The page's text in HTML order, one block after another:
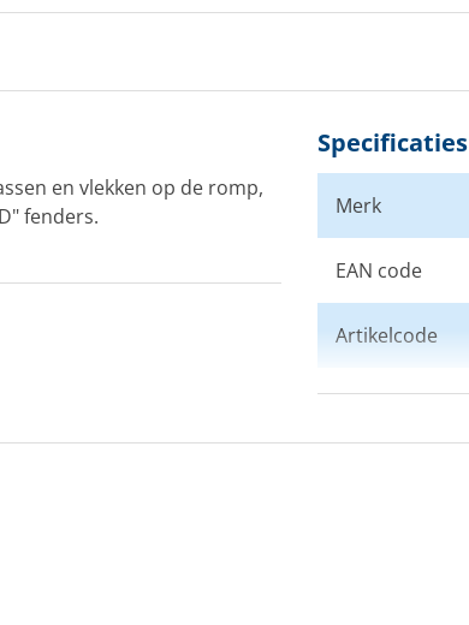
en vlekken op de romp,
fenders.
Specificaties
Merk
EAN code
Artikelcode
Kleur